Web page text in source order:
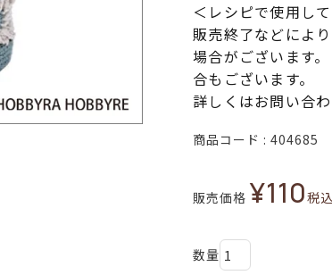
＜レシピで使用し
販売終了などによ
場合がございます
合もございます。
詳しくはお問い合わ
商品コード 404685
販売価格 ¥110税込